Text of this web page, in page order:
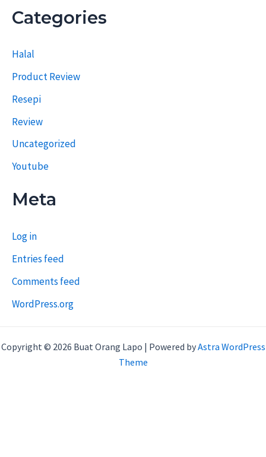
Categories
Halal
Product Review
Resepi
Review
Uncategorized
Youtube
Meta
Log in
Entries feed
Comments feed
WordPress.org
Copyright © 2026 Buat Orang Lapo | Powered byAstra WordPress
Theme